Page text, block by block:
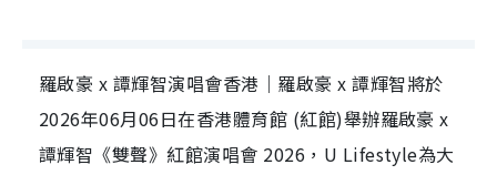
羅啟豪 x 譚輝智演唱會香港｜羅啟豪 x 譚輝智將於
2026年06月06日在香港體育館 (紅館)舉辦羅啟豪 x
譚輝智《雙聲》紅館演唱會 2026，U Lifestyle為大